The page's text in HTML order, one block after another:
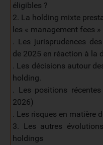
éligibles ?
2. La holding mixte
les « management fees »
. Les jurisprudences
de 2025 en réaction à la
. Les décisions autour
holding.
. Les positions
2026)
. Les risques en matière
3. Les autres
holdings